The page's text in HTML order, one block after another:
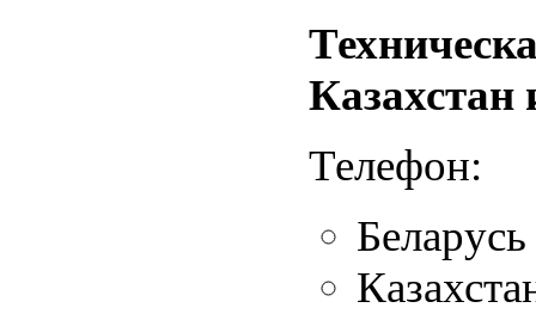
Казахстан
Телефон:
Беларусь